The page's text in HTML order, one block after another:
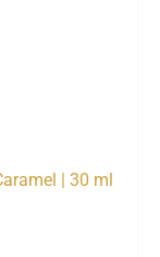
| 30 ml